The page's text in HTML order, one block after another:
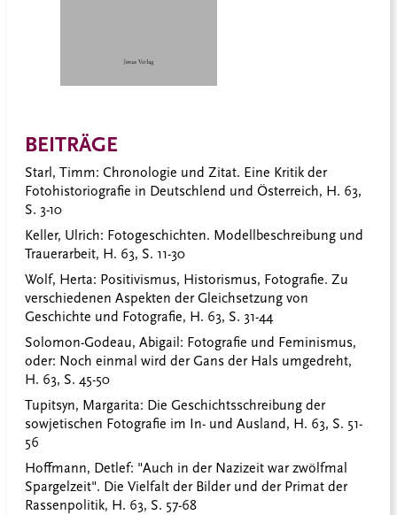
BEITRÄGE
Starl, Timm: Chronologie und Zitat. Eine Kritik der
Fotohistoriografie in Deutschlend und Österreich, H. 63,
S. 3-10
Keller, Ulrich: Fotogeschichten. Modellbeschreibung und
Trauerarbeit, H. 63, S. 11-30
Wolf, Herta: Positivismus, Historismus, Fotografie. Zu
verschiedenen Aspekten der Gleichsetzung von
Geschichte und Fotografie, H. 63, S. 31-44
Solomon-Godeau, Abigail : Fotografie und Feminismus,
oder: Noch einmal wird der Gans der Hals umgedreht,
H. 63, S. 45-50
Tupitsyn, Margarita: Die Geschichtsschreibung der
sowjetischen Fotografie im In- und Ausland, H. 63, S. 51-
56
Hoffmann, Detlef: "Auch in der Nazizeit war zwölfmal
Spargelzeit". Die Vielfalt der Bilder und der Primat der
Rassenpolitik, H. 63, S. 57-68